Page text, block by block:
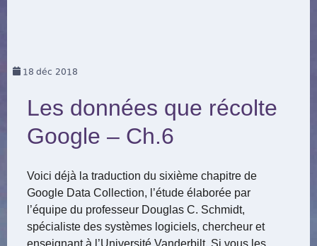
18 déc 2018
Les données que récolte
Google – Ch.6
Voici déjà la traduction du sixième chapitre de
Google Data Collection, l’étude élaborée par
l’équipe du professeur Douglas C. Schmidt,
spécialiste des systèmes logiciels, chercheur et